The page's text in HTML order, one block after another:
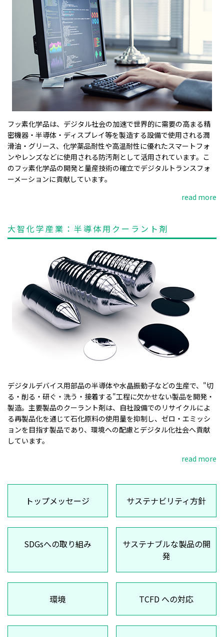
フッ素化学品は、デジタル社会の加速で世界的に需要の高まる精
密機器・半導体・ディスプレイ等を製造する設備で使用される潤
滑油・グリース、化学薬品耐性や高温耐性に優れたスマートフォ
ンやレンズなどに使用される防汚剤として活用されています。こ
のフッ素化学品の開発と量産技術の確立でデジタルトランスフォ
ーメーションに貢献しています。
read more
大智化学産業：半導体用クーラント剤
デジタルデバイス用部品の半導体や水晶振動子などの生産で、"切
る・削る・研ぐ・洗う・接着する"工程に欠かせない製品を開発・
製造。主要製品のクーラント剤は、自社設備でのリサイクルによ
る再製品化を通じて石化原料の使用量を抑制し、ゼロ・エミッシ
ョンを目指す製品であり、環境への配慮とデジタル化社会へ貢献
しています。
read more
トップメッセージ サステナビリティ方針
SDGsへの取り組み
サステナブルな製品の開
発
環境 TCFD への対応